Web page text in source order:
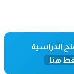
الدراسية
هنا